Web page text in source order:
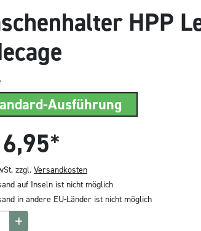
HPP
Ausführung
*
zzgl. Versandkosten
auf Inseln ist nicht möglich
in andere EU-Länder ist nicht möglich